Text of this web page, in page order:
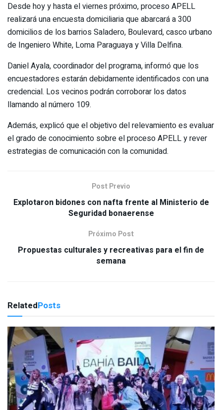
Desde hoy y hasta el viernes próximo, proceso APELL
realizará una encuesta domiciliaria que abarcará a 300
domicilios de los barrios Saladero, Boulevard, casco urbano
de Ingeniero White, Loma Paraguaya y Villa Delfina.
Daniel Ayala, coordinador del programa, informó que los
encuestadores estarán debidamente identificados con una
credencial. Los vecinos podrán corroborar los datos
llamando al número 109.
Además, explicó que el objetivo del relevamiento es evaluar
el grado de conocimiento sobre el proceso APELL y rever
estrategias de comunicación con la comunidad.
Post Previo
Explotaron bidones con nafta frente al Ministerio de
Seguridad bonaerense
Próximo Post
Propuestas culturales y recreativas para el fin de
semana
RelatedPosts